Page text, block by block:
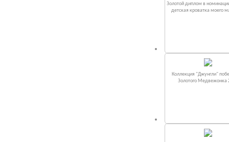
Золотой диплом в
детская кроватка моего
Коллекция "Джунгли"
Золотого Медвежонка